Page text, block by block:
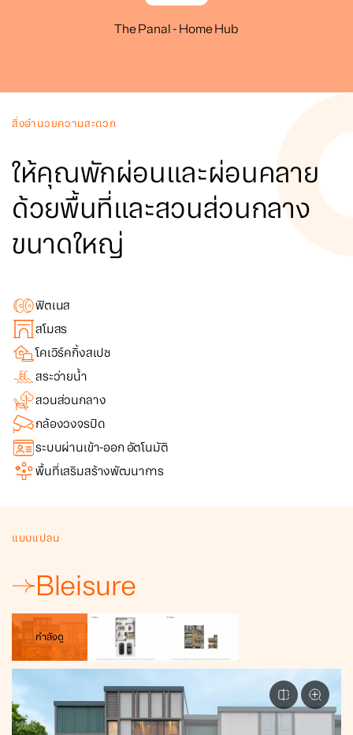
The Panal - Home Hub
สิ่งอำนวยความสะดวก
ให้คุณพักผ่อนและผ่อนคลาย
ด้วยพื้นที่และสวนส่วนกลาง
ขนาดใหญ่
ฟิตเนส
สโมสร
โคเวิร์คกิ้งสเปซ
สระว่ายน้ำ
สวนส่วนกลาง
กล้องวงจรปิด
ระบบผ่านเข้า-ออก อัตโนมัติ
พื้นที่เสริมสร้างพัฒนาการ
แบบแปลน
Bleisure
กำลังดู